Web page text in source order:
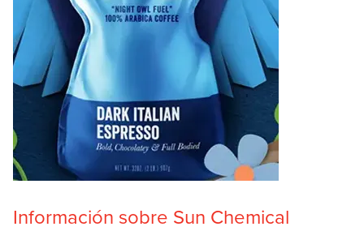
Información sobre Sun Chemical